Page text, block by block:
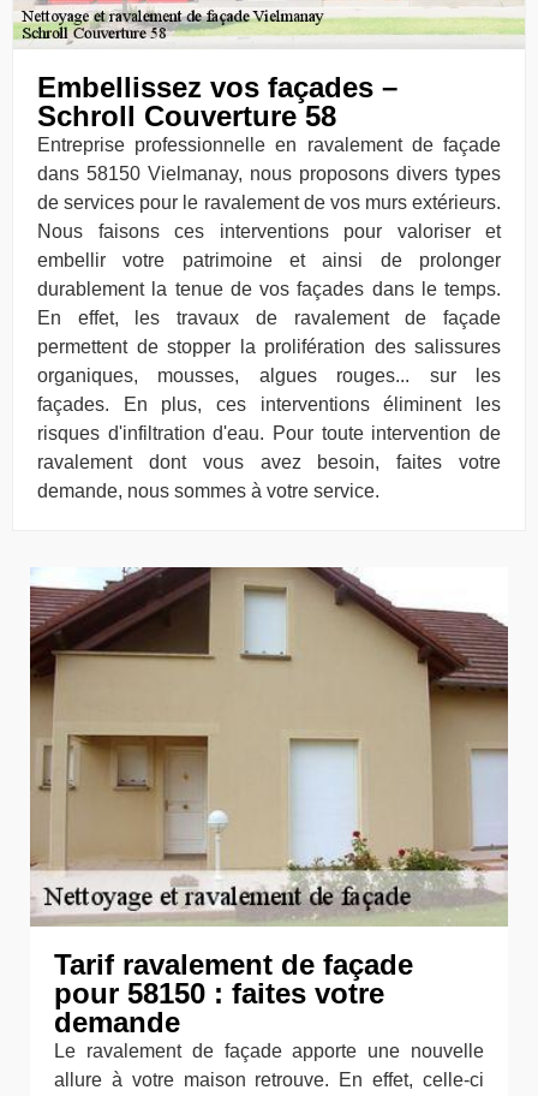
Embellissez vos façades –
Schroll Couverture 58
Entreprise professionnelle en ravalement de façade
dans 58150 Vielmanay, nous proposons divers types
de services pour le ravalement de vos murs extérieurs.
Nous faisons ces interventions pour valoriser et
embellir votre patrimoine et ainsi de prolonger
durablement la tenue de vos façades dans le temps.
En effet, les travaux de ravalement de façade
permettent de stopper la prolifération des salissures
organiques, mousses, algues rouges... sur les
façades. En plus, ces interventions éliminent les
risques d'infiltration d'eau. Pour toute intervention de
ravalement dont vous avez besoin, faites votre
demande, nous sommes à votre service.
Tarif ravalement de façade
pour 58150 : faites votre
demande
Le ravalement de façade apporte une nouvelle
allure à votre maison retrouve. En effet, celle-ci